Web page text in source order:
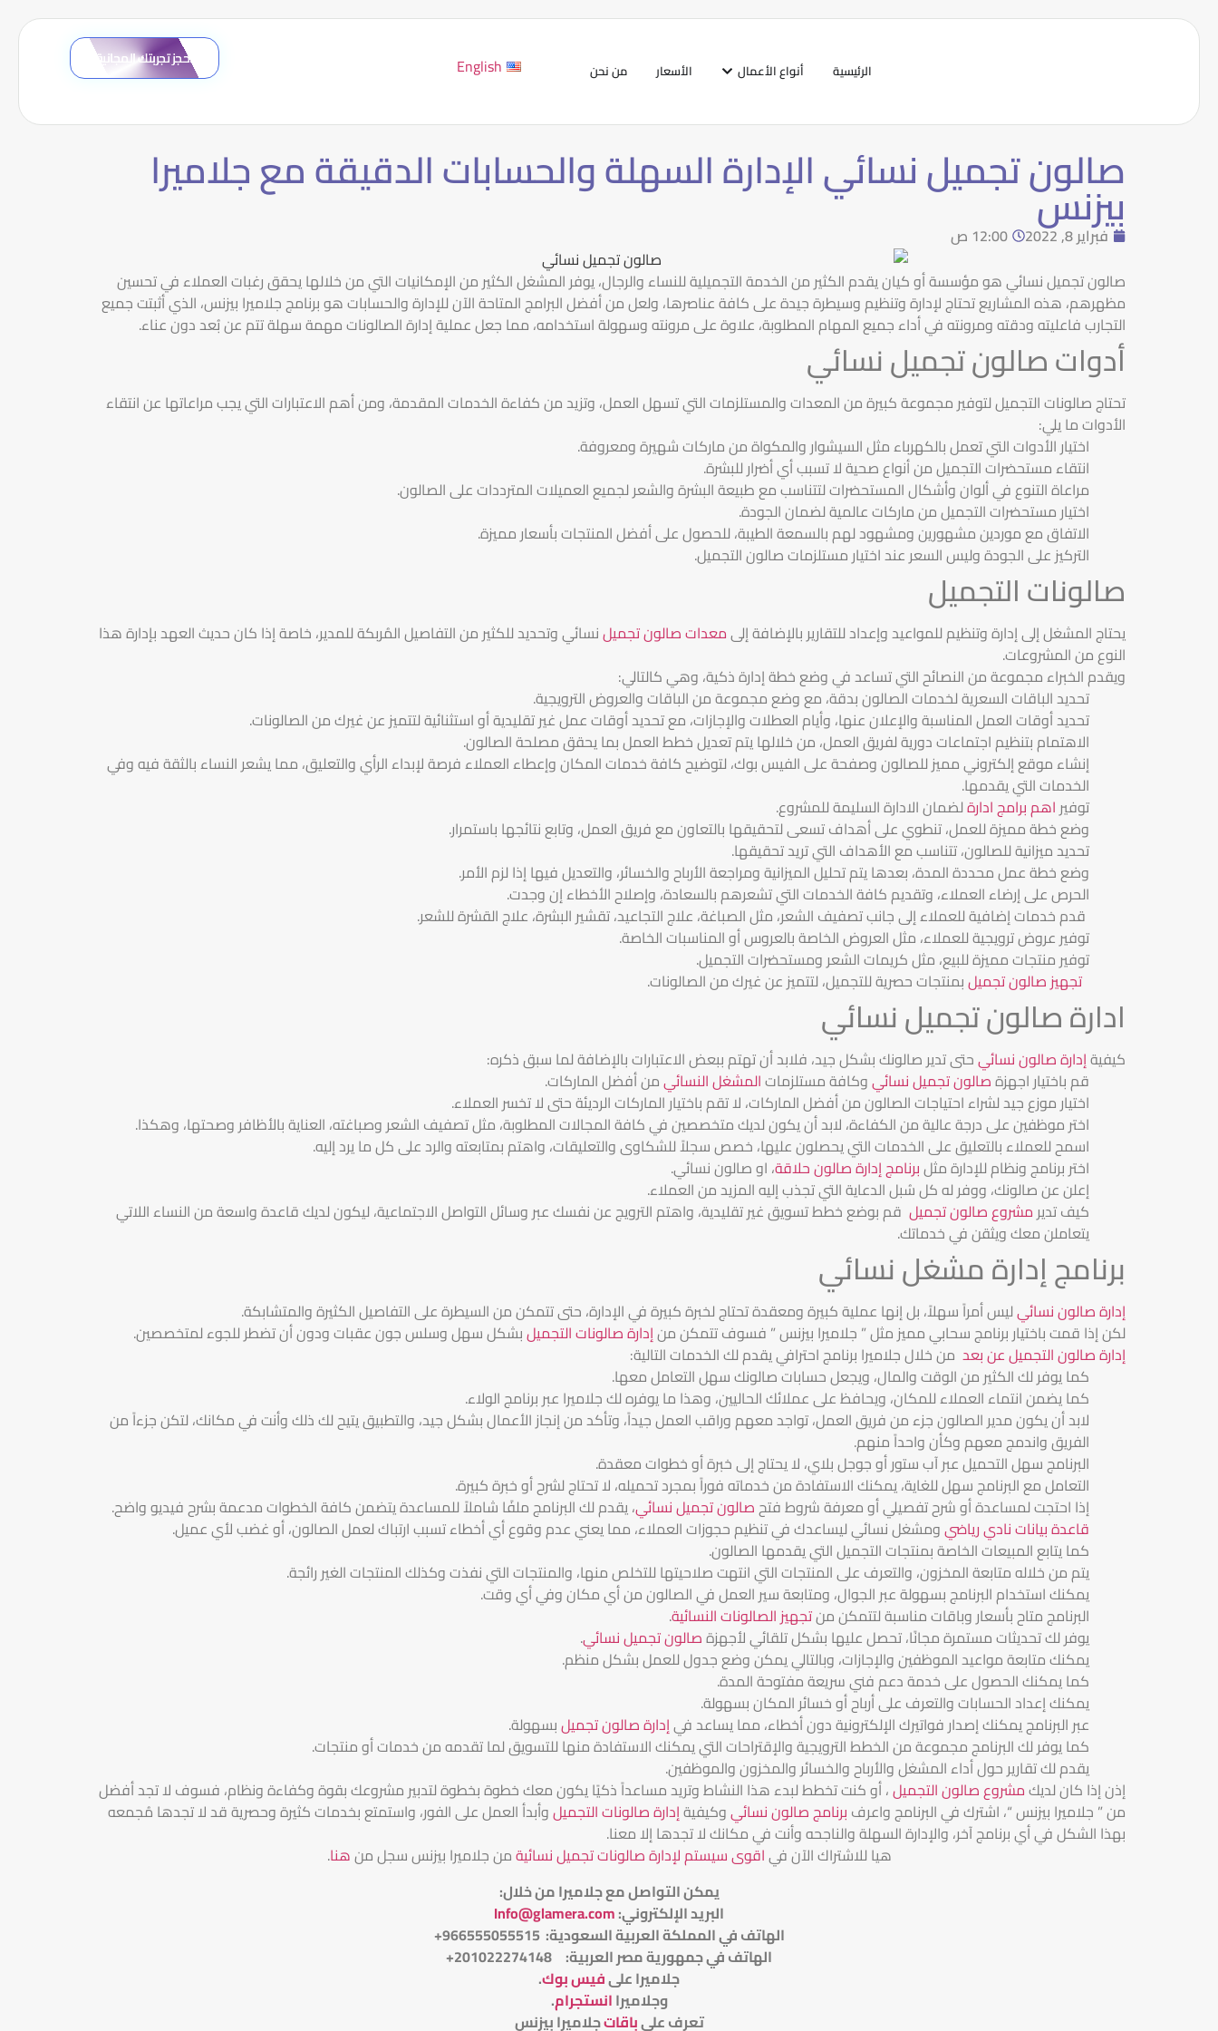
الرئيسية أنواع الأعمال الأسعار من نحن English احجز تجربتك المجانية
صالون تجميل نسائي الإدارة السهلة والحسابات الدقيقة مع جلاميرا
بيزنس
فبراير 8, 2022
12:00 ص
صالون تجميل نسائي هو مؤسسة أو كيان يقدم الكثير من الخدمة التجميلية للنساء والرجال، يوفر المشغل الكثير من الإمكانيات التي من خلالها يحقق رغبات العملاء في تحسين
مظهرهم، هذه المشاريع تحتاج لإدارة وتنظيم وسيطرة جيدة على كافة عناصرها، ولعل من أفضل البرامج المتاحة الآن للإدارة والحسابات هو برنامج جلاميرا بيزنس، الذي أثبتت جميع
التجارب فاعليته ودقته ومرونته في أداء جميع المهام المطلوبة، علاوة على مرونته وسهولة استخدامه، مما جعل عملية إدارة الصالونات مهمة سهلة تتم عن بُعد دون عناء.
أدوات صالون تجميل نسائي
تحتاج صالونات التجميل لتوفير مجموعة كبيرة من المعدات والمستلزمات التي تسهل العمل، وتزيد من كفاءة الخدمات المقدمة، ومن أهم الاعتبارات التي يجب مراعاتها عن انتقاء
الأدوات ما يلي:
اختيار الأدوات التي تعمل بالكهرباء مثل السيشوار والمكواة من ماركات شهيرة ومعروفة.
انتقاء مستحضرات التجميل من أنواع صحية لا تسبب أي أضرار للبشرة.
مراعاة التنوع في ألوان وأشكال المستحضرات لتتناسب مع طبيعة البشرة والشعر لجميع العميلات المترددات على الصالون.
اختيار مستحضرات التجميل من ماركات عالمية لضمان الجودة.
الاتفاق مع موردين مشهورين ومشهود لهم بالسمعة الطيبة، للحصول على أفضل المنتجات بأسعار مميزة.
التركيز على الجودة وليس السعر عند اختيار مستلزمات صالون التجميل.
صالونات التجميل
يحتاج المشغل إلى إدارة وتنظيم للمواعيد وإعداد للتقارير بالإضافة إلىمعدات صالون تجميلنسائي وتحديد للكثير من التفاصيل المُربكة للمدير، خاصة إذا كان حديث العهد بإدارة هذا
النوع من المشروعات.
ويقدم الخبراء مجموعة من النصائح التي تساعد في وضع خطة إدارة ذكية، وهي كالتالي:
تحديد الباقات السعرية لخدمات الصالون بدقة، مع وضع مجموعة من الباقات والعروض الترويجية.
تحديد أوقات العمل المناسبة والإعلان عنها، وأيام العطلات والإجازات، مع تحديد أوقات عمل غير تقليدية أو استثنائية لتتميز عن غيرك من الصالونات.
الاهتمام بتنظيم اجتماعات دورية لفريق العمل، من خلالها يتم تعديل خطط العمل بما يحقق مصلحة الصالون.
إنشاء موقع إلكتروني مميز للصالون وصفحة على الفيس بوك، لتوضيح كافة خدمات المكان وإعطاء العملاء فرصة لإبداء الرأي والتعليق، مما يشعر النساء بالثقة فيه وفي
الخدمات التي يقدمها.
توفير اهم برامج ادارةلضمان الادارة السليمة للمشروع.
وضع خطة مميزة للعمل، تنطوي على أهداف تسعى لتحقيقها بالتعاون مع فريق العمل، وتابع نتائجها باستمرار.
تحديد ميزانية للصالون، تتناسب مع الأهداف التي تريد تحقيقها.
وضع خطة عمل محددة المدة، بعدها يتم تحليل الميزانية ومراجعة الأرباح والخسائر، والتعديل فيها إذا لزم الأمر.
الحرص على إرضاء العملاء، وتقديم كافة الخدمات التي تشعرهم بالسعادة، وإصلاح الأخطاء إن وجدت.
قدم خدمات إضافية للعملاء إلى جانب تصفيف الشعر، مثل الصباغة، علاج التجاعيد، تقشير البشرة، علاج القشرة للشعر.
توفير عروض ترويجية للعملاء، مثل العروض الخاصة بالعروس أو المناسبات الخاصة.
توفير منتجات مميزة للبيع، مثل كريمات الشعر ومستحضرات التجميل.
تجهيز صالون تجميلبمنتجات حصرية للتجميل، لتتميز عن غيرك من الصالونات.
ادارة صالون تجميل نسائي
كيفيةإدارة صالون نسائيحتى تدير صالونك بشكل جيد، فلابد أن تهتم ببعض الاعتبارات بالإضافة لما سبق ذكره:
قم باختيار اجهزةصالون تجميل نسائيوكافة مستلزماتالمشغل النسائيمن أفضل الماركات.
اختيار موزع جيد لشراء احتياجات الصالون من أفضل الماركات، لا تقم باختيار الماركات الرديئة حتى لا تخسر العملاء.
اختر موظفين على درجة عالية من الكفاءة، لابد أن يكون لديك متخصصين في كافة المجالات المطلوبة، مثل تصفيف الشعر وصباغته، العناية بالأظافر وصحتها، وهكذا.
اسمح للعملاء بالتعليق على الخدمات التي يحصلون عليها، خصص سجلاً للشكاوى والتعليقات، واهتم بمتابعته والرد على كل ما يرد إليه.
اختر برنامج ونظام للإدارة مثلبرنامج إدارة صالون حلاقة، او صالون نسائي.
إعلن عن صالونك، ووفر له كل سُبل الدعاية التي تجذب إليه المزيد من العملاء.
كيف تدير مشروع صالون تجميل قم بوضع خطط تسويق غير تقليدية، واهتم الترويج عن نفسك عبر وسائل التواصل الاجتماعية، ليكون لديك قاعدة واسعة من النساء اللاتي
يتعاملن معك ويثقن في خدماتك.
برنامج إدارة مشغل نسائي
إدارة صالون نسائيليس أمراً سهلاً، بل إنها عملية كبيرة ومعقدة تحتاج لخبرة كبيرة في الإدارة، حتى تتمكن من السيطرة على التفاصيل الكثيرة والمتشابكة.
لكن إذا قمت باختيار برنامج سحابي مميز مثل ” جلاميرا بيزنس ” فسوف تتمكن منإدارة صالونات التجميلبشكل سهل وسلس جون عقبات ودون أن تضطر للجوء لمتخصصين.
إدارة صالون التجميل عن بعد من خلال جلاميرا برنامج احترافي يقدم لك الخدمات التالية:
كما يوفر لك الكثير من الوقت والمال، ويجعل حسابات صالونك سهل التعامل معها.
كما يضمن انتماء العملاء للمكان، ويحافظ على عملائك الحاليين، وهذا ما يوفره لك جلاميرا عبر برنامج الولاء.
لابد أن يكون مدير الصالون جزء من فريق العمل، تواجد معهم وراقب العمل جيداً، وتأكد من إنجاز الأعمال بشكل جيد، والتطبيق يتيح لك ذلك وأنت في مكانك، لتكن جزءاً من
الفريق واندمج معهم وكأن واحداً منهم.
البرنامج سهل التحميل عبر آب ستور أو جوجل بلاي، لا يحتاج إلى خبرة أو خطوات معقدة.
التعامل مع البرنامج سهل للغاية، يمكنك الاستفادة من خدماته فوراً بمجرد تحميله، لا تحتاج لشرح أو خبرة كبيرة.
إذا احتجت لمساعدة أو شرح تفصيلي أو معرفة شروط فتحصالون تجميل نسائي، يقدم لك البرنامج ملفًا شاملاً للمساعدة يتضمن كافة الخطوات مدعمة بشرح فيديو واضح.
قاعدة بيانات نادي رياضيومشغل نسائي ليساعدك في تنظيم حجوزات العملاء، مما يعني عدم وقوع أي أخطاء تسبب ارتباك لعمل الصالون، أو غضب لأي عميل.
كما يتابع المبيعات الخاصة بمنتجات التجميل التي يقدمها الصالون.
يتم من خلاله متابعة المخزون، والتعرف على المنتجات التي انتهت صلاحيتها للتخلص منها، والمنتجات التي نفذت وكذلك المنتجات الغير رائجة.
يمكنك استخدام البرنامج بسهولة عبر الجوال، ومتابعة سير العمل في الصالون من أي مكان وفي أي وقت.
البرنامج متاح بأسعار وباقات مناسبة لتتمكن منتجهيز الصالونات النسائية.
يوفر لك تحديثات مستمرة مجانًا، تحصل عليها بشكل تلقائي لأجهزةصالون تجميل نسائي.
يمكنك متابعة مواعيد الموظفين والإجازات، وبالتالي يمكن وضع جدول للعمل بشكل منظم.
كما يمكنك الحصول على خدمة دعم فني سريعة مفتوحة المدة.
يمكنك إعداد الحسابات والتعرف على أرباح أو خسائر المكان بسهولة.
عبر البرنامج يمكنك إصدار فواتيرك الإلكترونية دون أخطاء، مما يساعد فيإدارة صالون تجميلبسهولة.
كما يوفر لك البرنامج مجموعة من الخطط الترويجية والإقتراحات التي يمكنك الاستفادة منها للتسويق لما تقدمه من خدمات أو منتجات.
يقدم لك تقارير حول أداء المشغل والأرباح والخسائر والمخزون والموظفين.
إذن إذا كان لديكمشروع صالون التجميل، أو كنت تخطط لبدء هذا النشاط وتريد مساعداً ذكيًا يكون معك خطوة بخطوة لتدبير مشروعك بقوة وكفاءة ونظام، فسوف لا تجد أفضل
من ” جلاميرا بيزنس “، اشترك في البرنامج واعرف برنامج صالون نسائيوكيفيةإدارة صالونات التجميلوأبدأ العمل على الفور، واستمتع بخدمات كثيرة وحصرية قد لا تجدها مُجمعه
بهذا الشكل في أي برنامج آخر، والإدارة السهلة والناجحه وأنت في مكانك لا تجدها إلا معنا.
هيا للاشتراك الآن فياقوى سيستم لإدارة صالونات تجميل نسائيةمن جلاميرا بيزنس سجل منهنا.
يمكن التواصل مع جلاميرا من خلال:
البريد الإلكتروني:
Info@glamera.com
الهاتف في المملكة العربية السعودية: 966555055515+
الهاتف في جمهورية مصر العربية: 201022274148+
جلاميرا علىفيس بوك.
وجلاميراانستجرام.
تعرف علىباقاتجلاميرا بيزنس